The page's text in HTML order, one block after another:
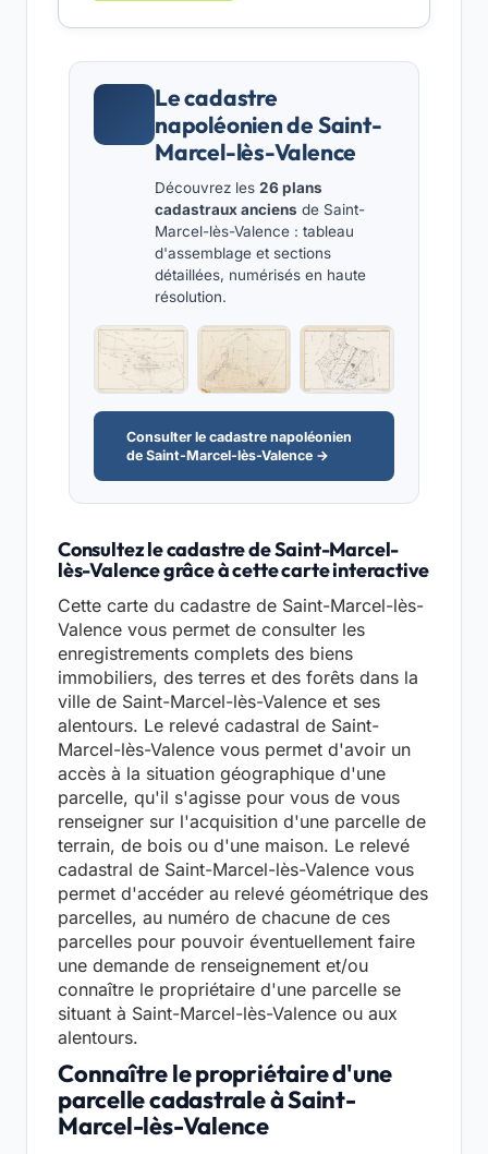
Le cadastre
napoléonien de Saint-
Marcel-lès-Valence
Découvrez les 26 plans
cadastraux anciens de Saint-
Marcel-lès-Valence : tableau
d'assemblage et sections
détaillées, numérisés en haute
résolution.
Consulter le cadastre napoléonien
de Saint-Marcel-lès-Valence →
Consultez le cadastre de Saint-Marcel-
lès-Valence grâce à cette carte interactive
Cette carte du cadastre de Saint-Marcel-lès-
Valence vous permet de consulter les
enregistrements complets des biens
immobiliers, des terres et des forêts dans la
ville de Saint-Marcel-lès-Valence et ses
alentours. Le relevé cadastral de Saint-
Marcel-lès-Valence vous permet d'avoir un
accès à la situation géographique d'une
parcelle, qu'il s'agisse pour vous de vous
renseigner sur l'acquisition d'une parcelle de
terrain, de bois ou d'une maison. Le relevé
cadastral de Saint-Marcel-lès-Valence vous
permet d'accéder au relevé géométrique des
parcelles, au numéro de chacune de ces
parcelles pour pouvoir éventuellement faire
une demande de renseignement et/ou
connaître le propriétaire d'une parcelle se
situant à Saint-Marcel-lès-Valence ou aux
alentours.
Connaître le propriétaire d'une
parcelle cadastrale à Saint-
Marcel-lès-Valence